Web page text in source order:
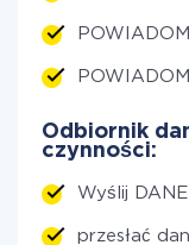
Odbiornik
czynności:
Wyślij
przesłać